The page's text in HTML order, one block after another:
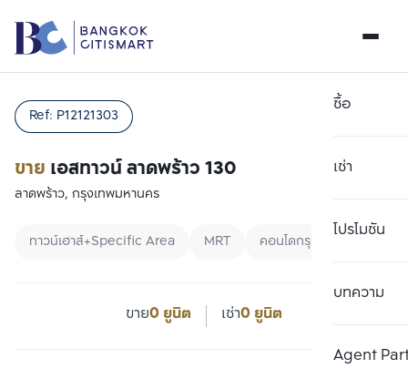
ซื้อ
เช่า
โปรโมชัน
บทความ
Agent
ขาย เอสทาวน์ ลาดพร้าว 130
Ref: P12121303
ลาดพร้าว, กรุงเทพมหานคร
ทาวน์เฮาส์+Specific Area MRT คอนโดกรุงเทพ
ขาย0 ยูนิต เช่า0 ยูนิต